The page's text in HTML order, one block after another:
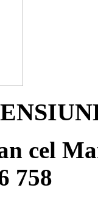
cel
758